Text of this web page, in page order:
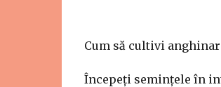
Cum să cultivi
Începeți semințele în